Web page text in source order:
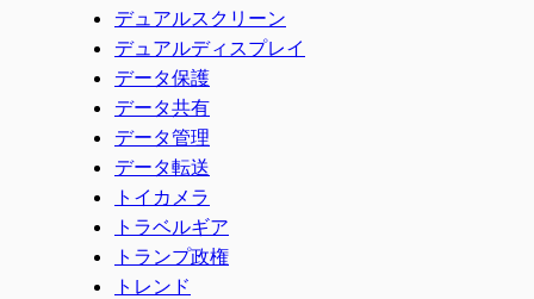
デュアルスクリーン
デュアルディスプレイ
データ保護
データ共有
データ管理
データ転送
トイカメラ
トラベルギア
トランプ政権
トレンド